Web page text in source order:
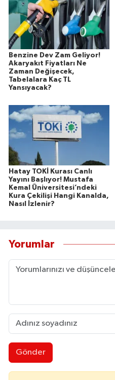
Benzine Dev Zam Geliyor!
Akaryakıt Fiyatları Ne
Zaman Değişecek,
Tabelalara Kaç TL
Yansıyacak?
Hatay TOKİ Kurası Canlı
Yayını Başlıyor! Mustafa
Kemal Üniversitesi’ndeki
Kura Çekilişi Hangi Kanalda,
Nasıl İzlenir?
Yorumlar
Gönder